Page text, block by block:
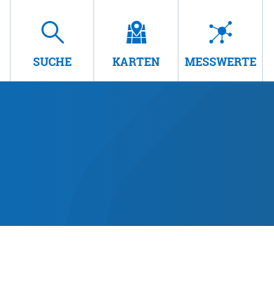
SUCHE KARTEN MESSWERTE